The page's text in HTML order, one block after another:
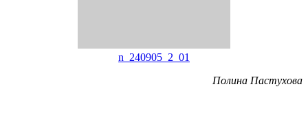
n_240905_2_01
Полина Пастухова